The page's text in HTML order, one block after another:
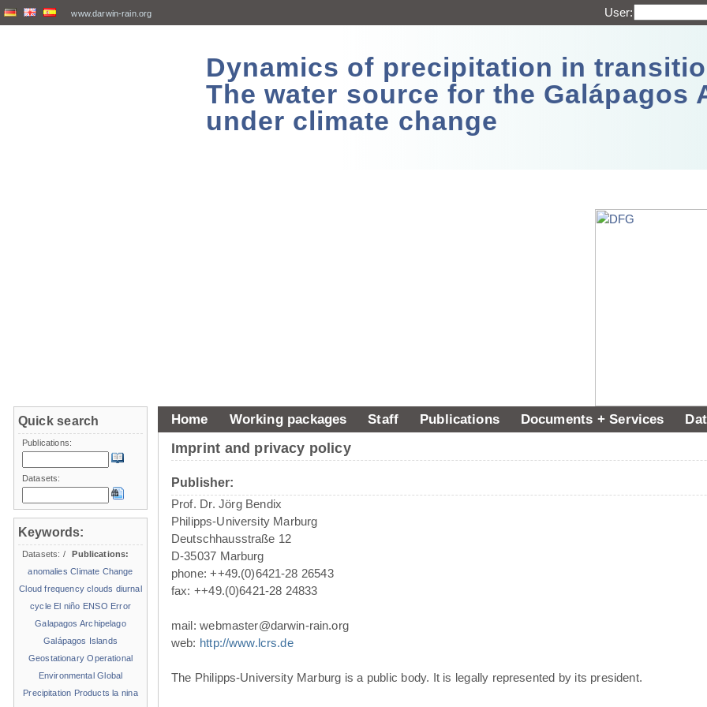
www.darwin-rain.org User:
Dynamics of precipitation in
The water source for the Galápagos
under climate change
Home Working packages Staff Publications Documents + Services
Imprint and privacy policy
Publisher:
Prof. Dr. Jörg Bendix
Philipps-University Marburg
Deutschhausstraße 12
D-35037 Marburg
phone: ++49.(0)6421-28 26543
fax: ++49.(0)6421-28 24833
mail: webmaster@darwin-rain.org
web: http://www.lcrs.de
The Philipps-University Marburg is a public body. It is legally represented by its president.
Quick search
Publications:
Datasets:
Keywords:
Datasets: /
Publications:
anomalies Climate Change
Cloud frequency clouds diurnal
cycle El niño ENSO Error
Galapagos Archipelago
Galápagos Islands
Geostationary Operational
Environmental Global
Precipitation Products la nina